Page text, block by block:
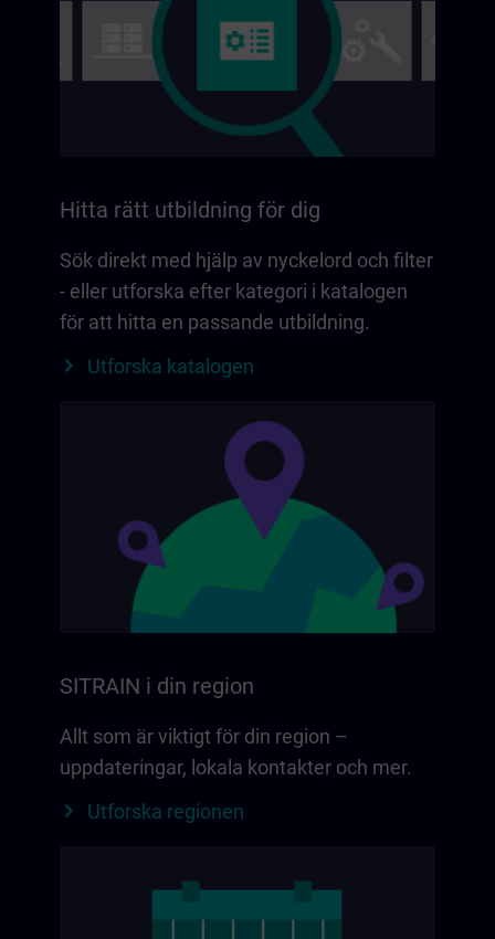
Hitta rätt utbildning för dig
Sök direkt med hjälp av nyckelord och filter
- eller utforska efter kategori i katalogen
för att hitta en passande utbildning.
Utforska katalogen
SITRAIN i din region
Allt som är viktigt för din region –
uppdateringar, lokala kontakter och mer.
Utforska regionen